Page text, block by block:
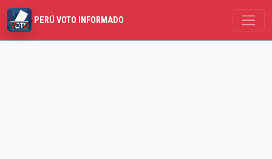
PERÚ VOTO INFORMADO